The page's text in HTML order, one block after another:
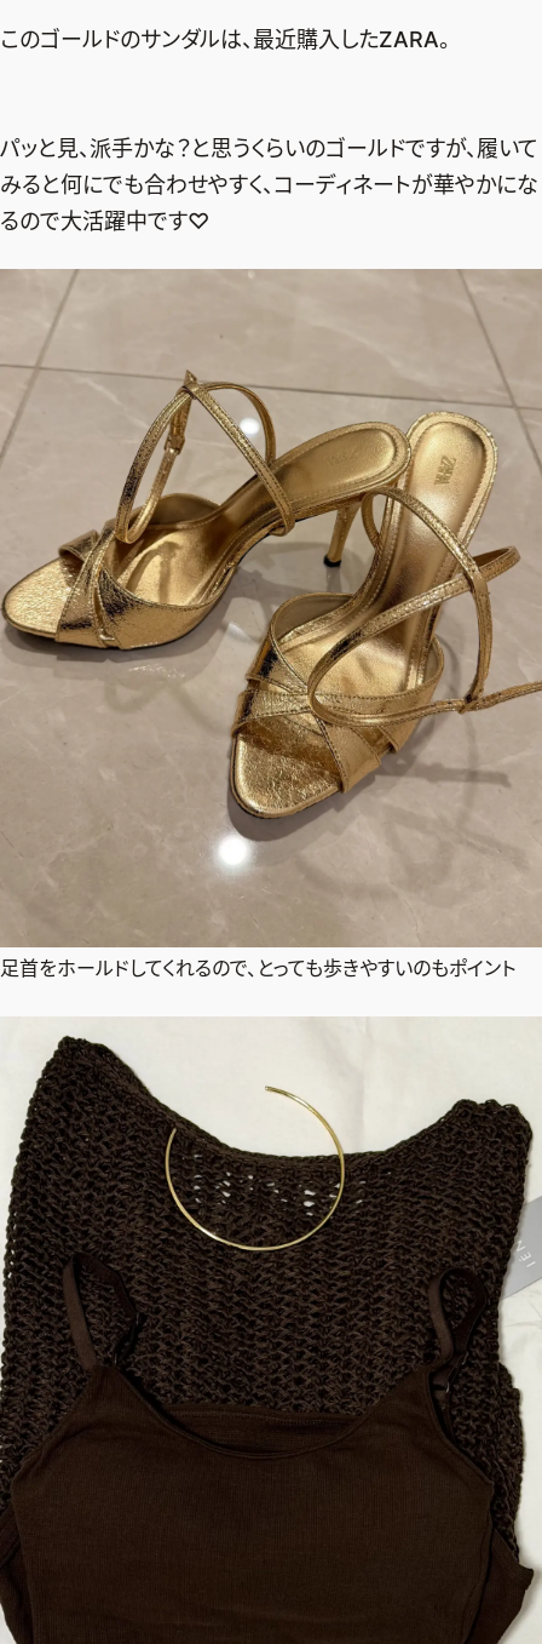
このゴールドのサンダルは、最近購入したZARA。
パッと見、派手かな？と思うくらいのゴールドですが、履いて
みると何にでも合わせやすく、コーディネートが華やかにな
るので大活躍中です♡
足首をホールドしてくれるので、とっても歩きやすいのもポイント